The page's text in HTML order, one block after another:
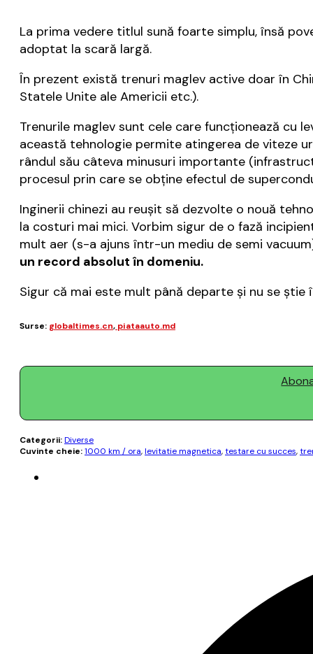
La prima vedere titlul sună foarte simplu, însă
adoptat la scară largă.
În prezent există trenuri maglev active doar în
Statele Unite ale Americii etc.).
Trenurile maglev sunt cele care funcţionează cu
această tehnologie permite atingerea de viteze
rândul său câteva minusuri importante
procesul prin care se obţine efectul de
Inginerii chinezi au reuşit să dezvolte o nouă
la costuri mai mici. Vorbim sigur de o fază
mult aer (s-a ajuns într-un mediu de semi
un record absolut în domeniu.
Sigur că mai este mult până departe şi nu se
Surse: globaltimes.cn, piataauto.md
Categorii:Diverse
Cuvinte cheie:1000 km / ora,levitatie magnetica,testare cu succes,